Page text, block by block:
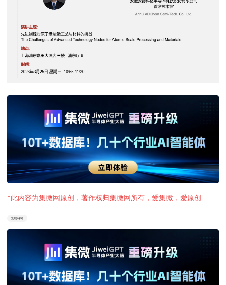
*此内容为集微网原创，著作权归集微网所有，爱集微，爱原创
安德科铭